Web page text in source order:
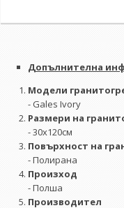
Допълнителна
Модели
- Gales Ivory
Размери на
- 30х120см
Повърхност на
- Полирана
Произход
- Полша
Производител